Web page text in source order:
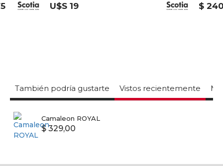
U$S 19
$
También podría gustarte Vistos recientemente
Camaleon ROYAL
$ 329,00